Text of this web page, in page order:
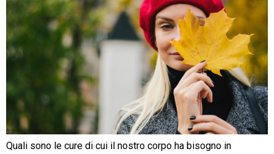
Quali sono le cure di cui il nostro corpo ha bisogno in